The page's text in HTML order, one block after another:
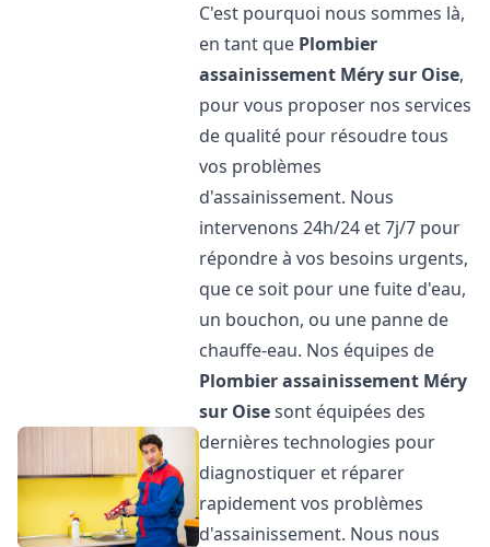
C'est pourquoi nous sommes là,
en tant que Plombier
assainissement Méry sur Oise,
pour vous proposer nos services
de qualité pour résoudre tous
vos problèmes
d'assainissement. Nous
intervenons 24h/24 et 7j/7 pour
répondre à vos besoins urgents,
que ce soit pour une fuite d'eau,
un bouchon, ou une panne de
chauffe-eau. Nos équipes de
Plombier assainissement Méry
sur Oisesont équipées des
dernières technologies pour
diagnostiquer et réparer
rapidement vos problèmes
d'assainissement. Nous nous